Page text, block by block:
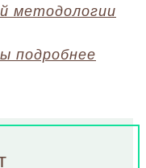
методологии
подробнее